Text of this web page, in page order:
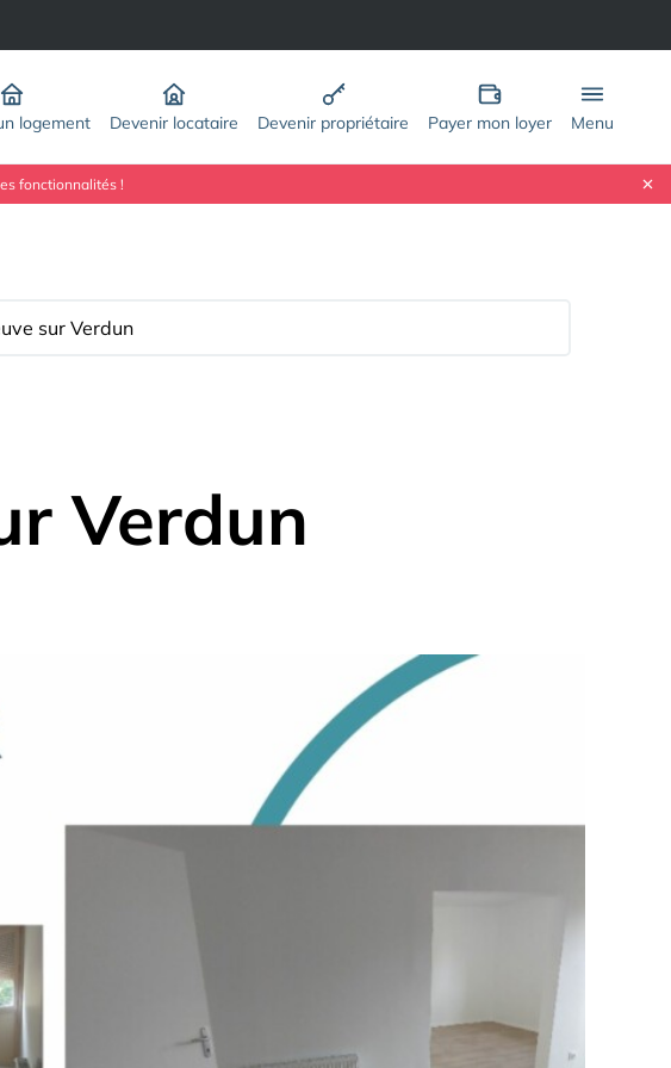
logement Devenir locataire Devenir propriétaire Payer mon loyer Menu
fonctionnalités !
sur Verdun
Verdun